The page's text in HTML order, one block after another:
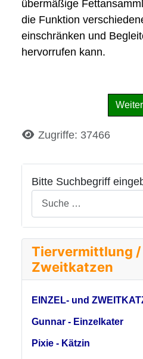
Bitte Suchbegriff
Tiervermittlung /
Zweitkatzen
EINZEL- und
Gunnar - Einzelkater
Pixie - Kätzin
übermäßige
die Funktion
einschränken und
hervorrufen kann.
Weiter
DetailsZugriffe: 37466